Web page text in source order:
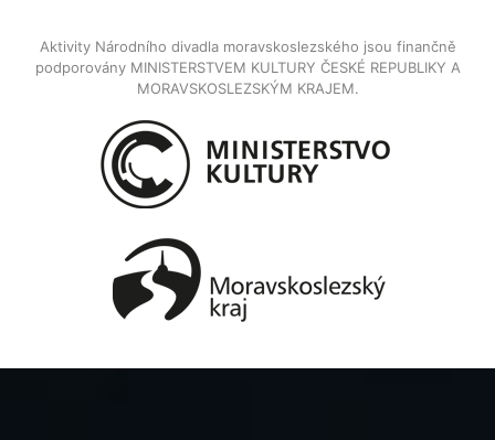
Aktivity Národního divadla moravskoslezského jsou finančně
podporovány MINISTERSTVEM KULTURY ČESKÉ REPUBLIKY A
MORAVSKOSLEZSKÝM KRAJEM.